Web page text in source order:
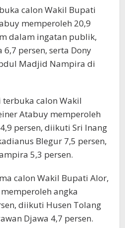
calon Wakil Bupati
memperoleh 20,9
dalam ingatan publik,
persen, serta Dony
Madjid Nampira di
calon Wakil
Atabuy memperoleh
persen, diikuti Sri Inang
Blegur 7,5 persen,
5,3 persen.
calon Wakil Bupati Alor,
angka
diikuti Husen Tolang
Djawa 4,7 persen.